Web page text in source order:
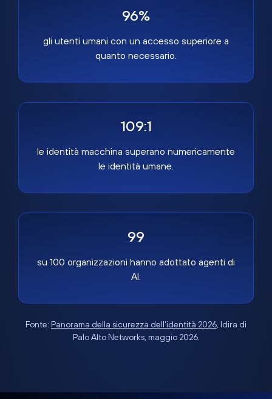
96%
gli utenti umani con un accesso superiore a
quanto necessario.
109:1
le identità macchina superano numericamente
le identità umane.
99
su 100 organizzazioni hanno adottato agenti di
AI.
Fonte: Panorama della sicurezza dell'identità 2026, Idira di
Palo Alto Networks, maggio 2026.